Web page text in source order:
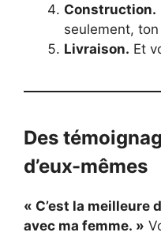
Construction.
seulement,
Livraison. Et
Des
d’eux-mêmes
« C’est la meilleure
avec ma femme. »